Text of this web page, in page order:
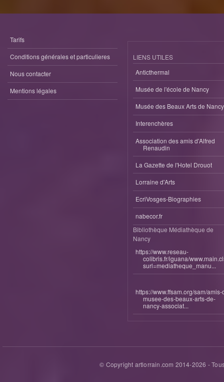
Tarifs
Conditions générales et particulieres
Nous contacter
Mentions légales
LIENS UTILES
Anticthermal
Musée de l'école de Nancy
Musée des Beaux Arts de Nancy
Interenchères
Association des amis d'Alfred
Renaudin
La Gazette de l'Hotel Drouot
Lorraine d'Arts
EcriVosges-Biographies
nabecor.fr
Bibliothèque Médiathèque de
Nancy
https://www.reseau-
colibris.fr/iguana/
surl=mediatheque_manu...
https://www.ffsam.org/sam/amis-
musee-des-beaux-arts-de-
nancy-associat...
© Copyright artlorrain.com 2014-2026 -